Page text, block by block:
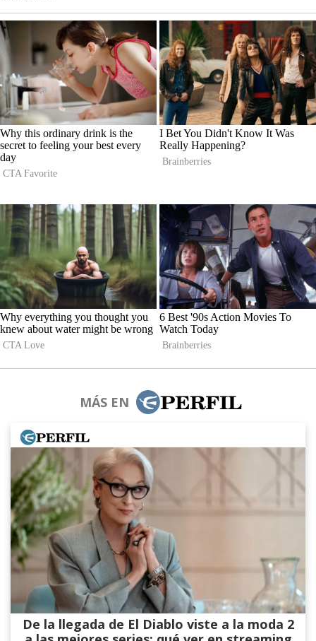
MÁS EN
De la llegada de El Diablo viste a la moda 2